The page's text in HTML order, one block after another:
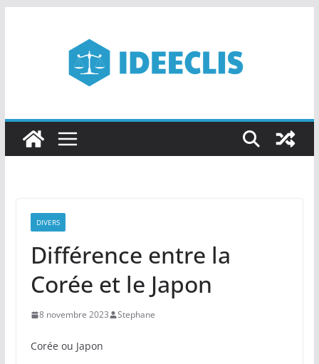
DIVERS
Différence entre la
Corée et le Japon
8 novembre 2023 Stephane
Corée ou Japon